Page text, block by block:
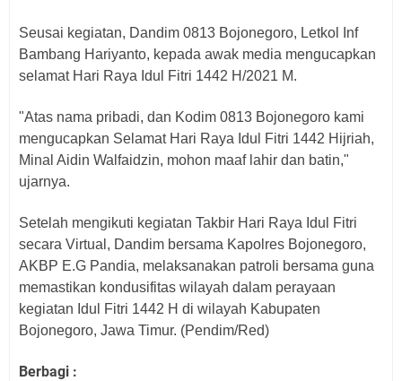
Seusai kegiatan, Dandim 0813 Bojonegoro, Letkol Inf
Bambang Hariyanto, kepada awak media mengucapkan
selamat Hari Raya Idul Fitri 1442 H/2021 M.
"Atas nama pribadi, dan Kodim 0813 Bojonegoro kami
mengucapkan Selamat Hari Raya Idul Fitri 1442 Hijriah,
Minal Aidin Walfaidzin, mohon maaf lahir dan batin,"
ujarnya.
Setelah mengikuti kegiatan Takbir Hari Raya Idul Fitri
secara Virtual, Dandim bersama Kapolres Bojonegoro,
AKBP E.G Pandia, melaksanakan patroli bersama guna
memastikan kondusifitas wilayah dalam perayaan
kegiatan Idul Fitri 1442 H di wilayah Kabupaten
Bojonegoro, Jawa Timur. (Pendim/Red)
Berbagi :